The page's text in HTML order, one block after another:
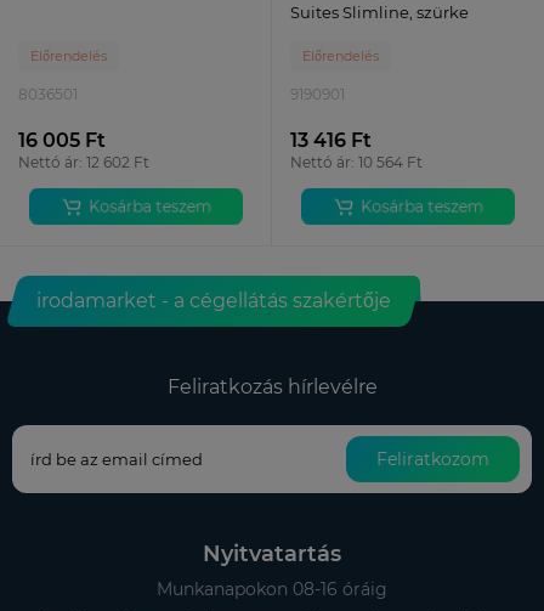
Előrendelés
8036501
16 005 Ft
Nettó ár: 12 602 Ft
Kosárba teszem
Suites Slimline, szürke
Előrendelés
9190901
13 416 Ft
Nettó ár: 10 564 Ft
Kosárba teszem
irodamarket - a cégellátás szakértője
Feliratkozás hírlevélre
Feliratkozom
Nyitvatartás
Munkanapokon 08-16 óráig